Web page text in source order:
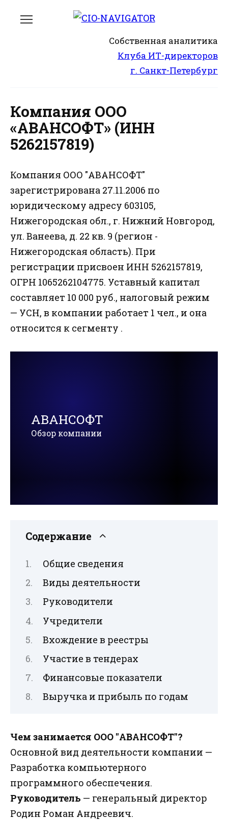
Собственная аналитика
Клуба ИТ-директоров
г. Санкт-Петербург
Компания ООО
«АВАНСОФТ» (ИНН
5262157819)
Компания ООО "АВАНСОФТ"
зарегистрирована 27.11.2006 по
юридическому адресу 603105,
Нижегородская обл., г. Нижний Новгород,
ул. Ванеева, д. 22 кв. 9 (регион -
Нижегородская область). При
регистрации присвоен ИНН 5262157819,
ОГРН 1065262104775. Уставный капитал
составляет 10 000 руб., налоговый режим
— УСН, в компании работает 1 чел., и она
относится к сегменту .
АВАНСОФТ
Обзор компании
Содержание
Общие сведения
Виды деятельности
Руководители
Учредители
Вхождение в реестры
Участие в тендерах
Финансовые показатели
Выручка и прибыль по годам
Чем занимается ООО "АВАНСОФТ"?
Основной вид деятельности компании —
Разработка компьютерного
программного обеспечения.
Руководитель — генеральный директор
Родин Роман Андреевич.